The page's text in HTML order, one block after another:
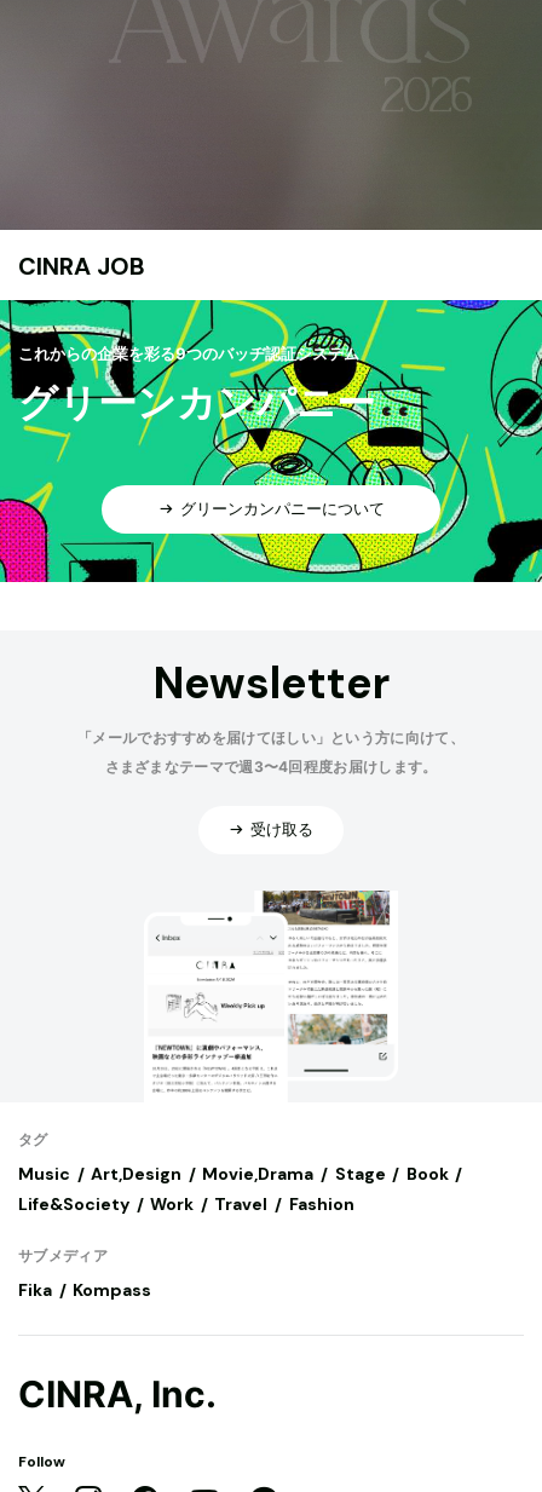
CINRA JOB
これからの企業を彩る9つのバッヂ認証システム
グリーンカンパニー
グリーンカンパニーについて
Newsletter
「メールでおすすめを届けてほしい」という方に向けて、
さまざまなテーマで週3〜4回程度お届けします。
受け取る
タグ
Music Art,Design Movie,Drama Stage
Book
Life&Society
Work Travel Fashion
サブメディア
Fika Kompass
CINRA, Inc.
Follow